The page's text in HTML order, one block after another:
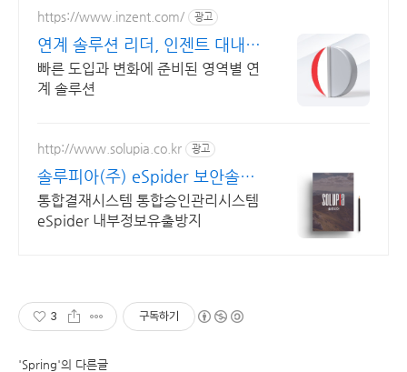
https://www.inzent.com/ 광고
연계 솔루션 리더, 인젠트 대내/
외 채널 맞춤형 연계
빠른 도입과 변화에 준비된 영역별 연
계 솔루션
http://www.solupia.co.kr 광고
솔루피아(주) eSpider 보안솔루
션, 내부정보유출방지
통합결재시스템 통합승인관리시스템
eSpider 내부정보유출방지
3 구독하기
'Spring'의 다른글